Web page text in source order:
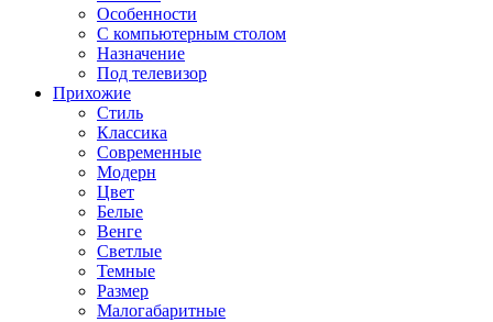
Особенности
С компьютерным столом
Назначение
Под телевизор
Прихожие
Стиль
Классика
Современные
Модерн
Цвет
Белые
Венге
Светлые
Темные
Размер
Малогабаритные